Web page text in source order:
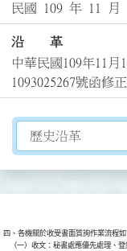
民國 109 年 11 月
沿 革
中華民國109年11月
1093025267號函修
切換選擇法規資訊
四、各機關於收受書面質詢作業流程如
（一）收文：秘書處應優先處理、